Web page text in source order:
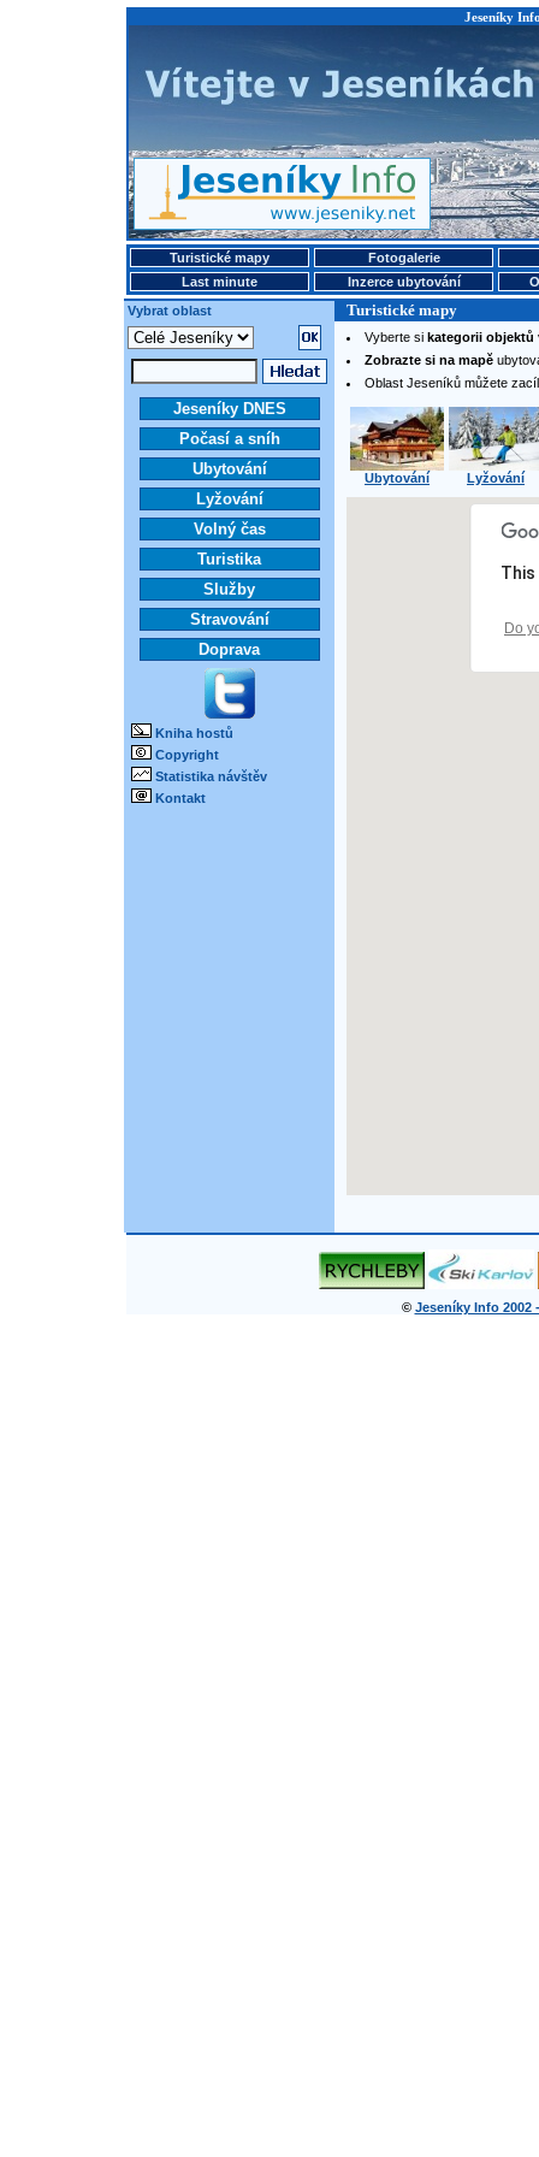
Jeseníky
Turistické mapy
Fotogalerie
Last minute
Inzerce ubytování
Vybrat oblast
Turistické mapy
Jeseníky DNES
Počasí a sníh
Ubytování
Lyžování
Volný čas
Turistika
Služby
Stravování
Doprava
Kniha hostů
Copyright
Statistika návštěv
Kontakt
Vyberte sikategorii objektů
Zobrazte si na mapě
Oblast Jeseníků můžete
Ubytování Lyžování
This
Do
© Jeseníky Info 2002